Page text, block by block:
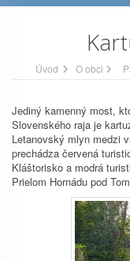
Úvod O obci
Jediný kamenný most,
Slovenského raja je
Letanovský mlyn medzi
prechádza červená
Kláštorisko a modrá
Prielom Hornádu pod